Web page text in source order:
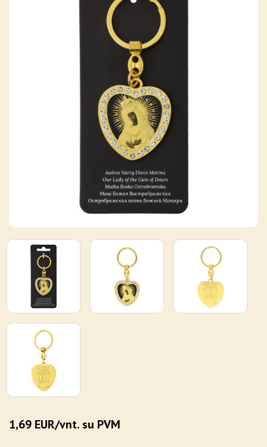
1,69 EUR/vnt. su PVM